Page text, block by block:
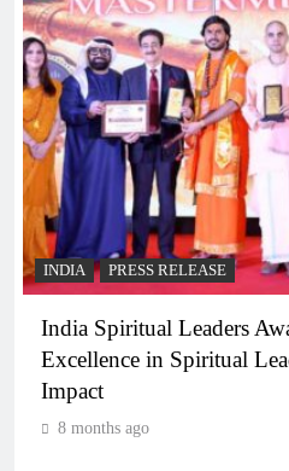
INDIA PRESS RELEASE
India Spiritual Leaders
Excellence in Spiritual
Impact
8 months ago